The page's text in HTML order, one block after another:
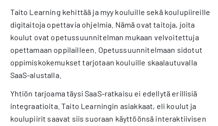
Taito Learning kehittää ja myy kouluille sekä koulupiireille
digitaitoja opettavia ohjelmia. Nämä ovat taitoja, joita
koulut ovat opetussuunnitelman mukaan velvoitettuja
opettamaan oppilailleen. Opetussuunnitelmaan sidotut
oppimiskokemukset tarjotaan kouluille skaalautuvalla
SaaS-alustalla.
Yhtiön tarjoama täysi SaaS-ratkaisu ei edellytä erillisiä
integraatioita. Taito Learningin asiakkaat, eli koulut ja
koulupiirit saavat siis suoraan käyttöönsä interaktiivisen